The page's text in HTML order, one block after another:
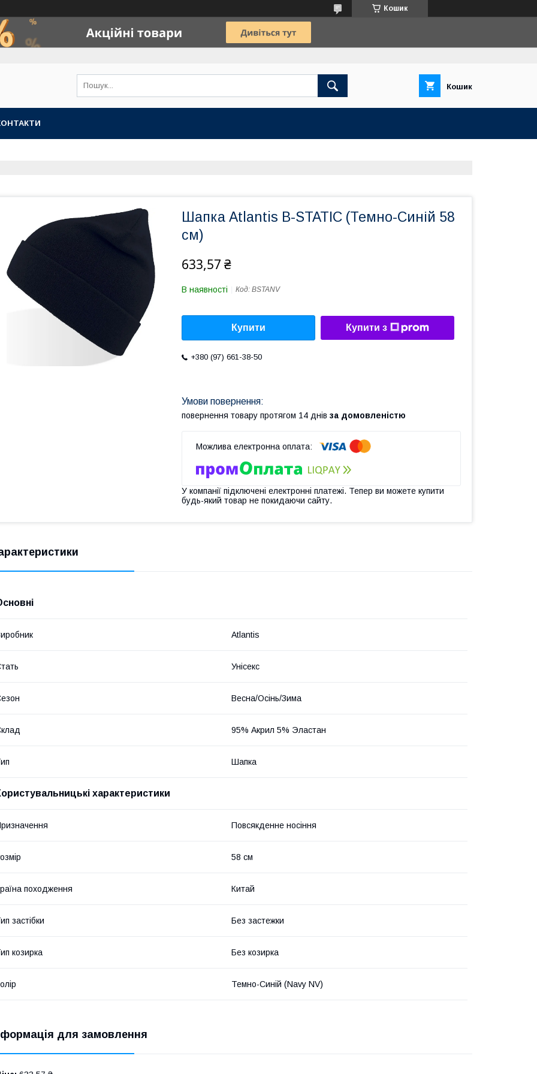
Кошик
Кошик
Шапка Atlantis B-STATIC (Темно-Синій 58
см)
633,57 ₴
В наявності Код: BSTANV
Купити Купити з
+380 (97) 661-38-50
повернення товару протягом 14 днів за домовленістю
У компанії підключені електронні платежі. Тепер ви можете купити
будь-який товар не покидаючи сайту.
Atlantis
Унісекс
Весна/Осінь/Зима
95% Акрил 5% Эластан
Шапка
характеристики
Повсякденне носіння
58 см
походження Китай
застібки Без застежки
козирка Без козирка
Темно-Синій (Navy NV)
для замовлення